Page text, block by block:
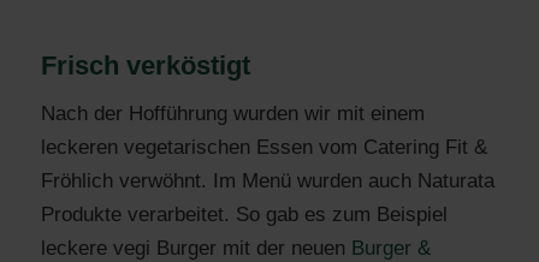
Frisch verköstigt
Nach der Hofführung wurden wir mit einem
leckeren vegetarischen Essen vom Catering Fit &
Fröhlich verwöhnt. Im Menü wurden auch Naturata
Produkte verarbeitet. So gab es zum Beispiel
leckere vegi Burger mit der neuen Burger &